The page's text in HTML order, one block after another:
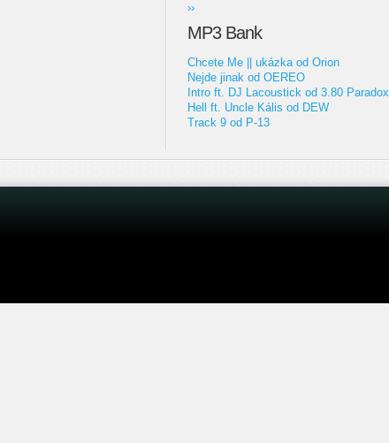
››
MP3 Bank
Chcete Me || ukázka od Orion
Nejde jinak od OEREO
Intro ft. DJ Lacoustick od 3.80 Paradox
Hell ft. Uncle Kális od DEW
Track 9 od P-13